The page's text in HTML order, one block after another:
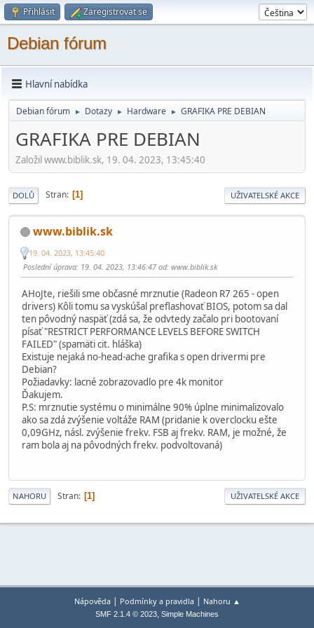
Přihlásit Zaregistrovat se
Debian fórum
Hlavní nabídka
Debian fórum ► Dotazy ► Hardware ► GRAFIKA PRE DEBIAN
GRAFIKA PRE DEBIAN
Založil www.biblik.sk, 19. 04. 2023, 13:45:40
DOLŮ Stran 1 UŽIVATELSKÉ AKCE
www.biblik.sk
19. 04. 2023, 13:45:40
Poslední úprava: 19. 04. 2023, 13:46:47 od: www.biblik.sk
AHoJte, riešili sme občasné mrznutie (Radeon R7 265 - open
drivers) Kôli tomu sa vyskúšal preflashovať BIOS, potom sa dal
ten pôvodný naspäť (zdá sa, že odvtedy začalo pri bootovaní
písať "RESTRICT PERFORMANCE LEVELS BEFORE SWITCH
FAILED" (spamäti cit. hláška)
Existuje nejaká no-head-ache grafika s open drivermi pre
Debian?
Požiadavky: lacné zobrazovadlo pre 4k monitor
Ďakujem.
P.S: mrznutie systému o minimálne 90% úplne minimalizovalo
ako sa zdá zvýšenie voltáže RAM (pridanie k overclocku ešte
0,09GHz, násl. zvýšenie frekv. FSB aj frekv. RAM, je možné, že
ram bola aj na pôvodných frekv. podvoltovaná)
NAHORU Stran 1 UŽIVATELSKÉ AKCE
Nápověda| Podmínky a pravidla| Nahoru ▲
SMF 2.1.4 © 2023, Simple Machines